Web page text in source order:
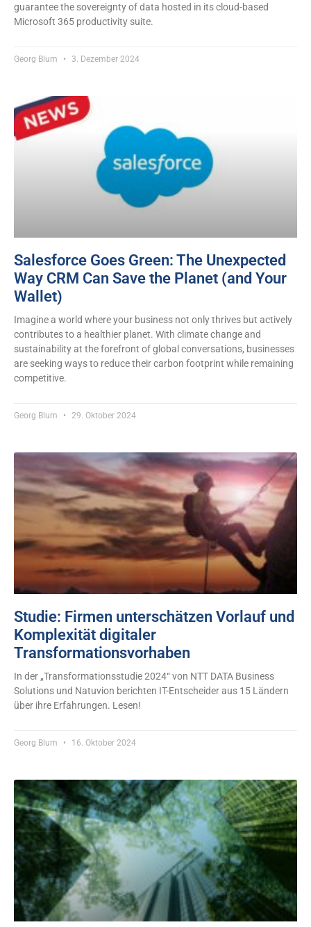
guarantee the sovereignty of data hosted in its cloud-based
Microsoft 365 productivity suite.
Georg Blum 3. Dezember 2024
Salesforce Goes Green: The Unexpected
Way CRM Can Save the Planet (and Your
Wallet)
Imagine a world where your business not only thrives but actively
contributes to a healthier planet. With climate change and
sustainability at the forefront of global conversations, businesses
are seeking ways to reduce their carbon footprint while remaining
competitive.
Georg Blum 29. Oktober 2024
Studie: Firmen unterschätzen Vorlauf und
Komplexität digitaler
Transformationsvorhaben
In der „Transformationsstudie 2024“ von NTT DATA Business
Solutions und Natuvion berichten IT-Entscheider aus 15 Ländern
über ihre Erfahrungen. Lesen!
Georg Blum 16. Oktober 2024